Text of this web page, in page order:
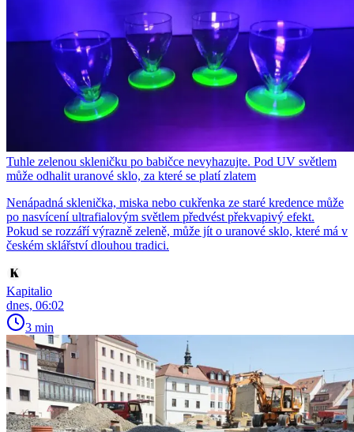
Tuhle zelenou skleničku po babičce nevyhazujte. Pod UV světlem
může odhalit uranové sklo, za které se platí zlatem
Nenápadná sklenička, miska nebo cukřenka ze staré kredence může
po nasvícení ultrafialovým světlem předvést překvapivý efekt.
Pokud se rozzáří výrazně zeleně, může jít o uranové sklo, které má v
českém sklářství dlouhou tradici.
Kapitalio
dnes, 06:02
3 min